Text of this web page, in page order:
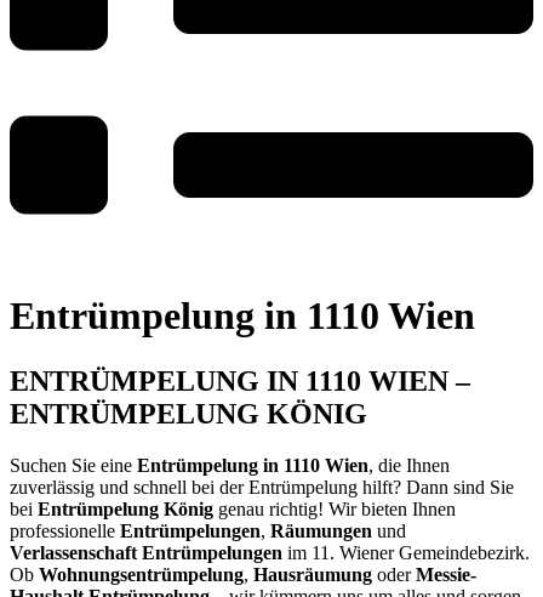
Entrümpelung in 1110 Wien
ENTRÜMPELUNG IN 1110 WIEN –
ENTRÜMPELUNG KÖNIG
Suchen Sie eine Entrümpelung in 1110 Wien, die Ihnen
zuverlässig und schnell bei der Entrümpelung hilft? Dann sind Sie
bei Entrümpelung König genau richtig! Wir bieten Ihnen
professionelle Entrümpelungen, Räumungen und
Verlassenschaft Entrümpelungen im 11. Wiener Gemeindebezirk.
Ob Wohnungsentrümpelung, Hausräumung oderMessie-